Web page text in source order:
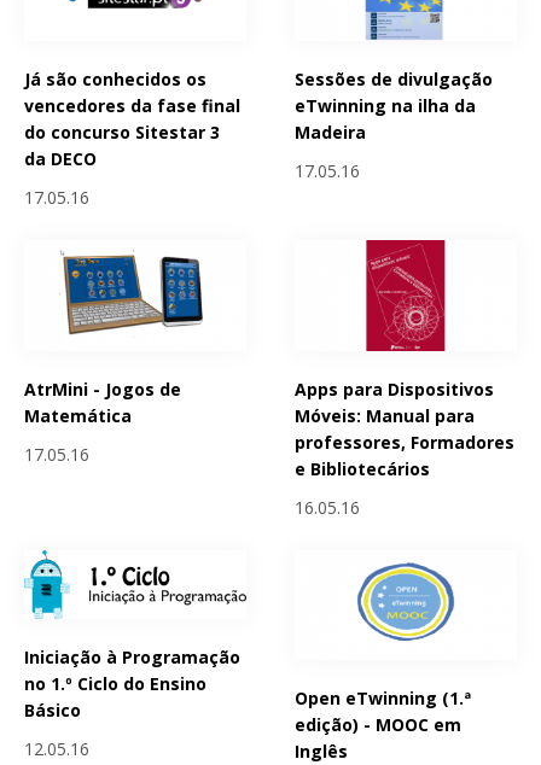
Já são conhecidos os
vencedores da fase final
do concurso Sitestar 3
da DECO
17.05.16
Sessões de divulgação
eTwinning na ilha da
Madeira
17.05.16
AtrMini - Jogos de
Matemática
17.05.16
Apps para Dispositivos
Móveis: Manual para
professores, Formadores
e Bibliotecários
16.05.16
Iniciação à Programação
no 1.º Ciclo do Ensino
Básico
12.05.16
Open eTwinning (1.ª
edição) - MOOC em
Inglês